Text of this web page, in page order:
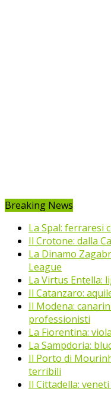
Breaking News
La Spal: ferraresi
Il Crotone: dalla
La Dinamo
League
La Virtus Entella:
Il Catanzaro:
Il Modena:
professionisti
La Fiorentina:
La Sampdoria:
Il Porto di
terribili
Il Cittadella: